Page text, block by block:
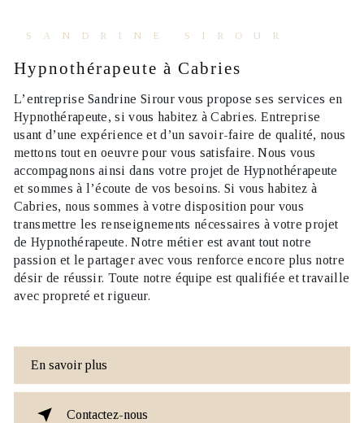
SANDRINE SIROUR
Hypnothérapeute à Cabries
L’entrepriseSandrine Sirourvous propose ses services en
Hypnothérapeute, si vous habitez àCabries. Entreprise
usant d’une expérience et d’un savoir-faire de qualité, nous
mettons tout en oeuvre pour vous satisfaire. Nous vous
accompagnons ainsi dans votre projet de Hypnothérapeute
et sommes à l’écoute de vos besoins. Si vous habitez à
Cabries, nous sommes à votre disposition pour vous
transmettre les renseignements nécessaires à votre projet
de Hypnothérapeute. Notre métier est avant tout notre
passion et le partager avec vous renforce encore plus notre
désir de réussir. Toute notre équipe est qualifiée et travaille
avec propreté et rigueur.
En savoir plus
Contactez-nous